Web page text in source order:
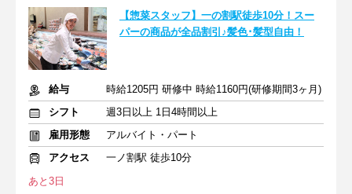
【惣菜スタッフ】一の割駅徒歩10分！スー
パーの商品が全品割引♪髪色･髪型自由！
給与
時給1205円 研修中 時給1160円(研修期間3ヶ月)
シフト
週3日以上 1日4時間以上
雇用形態
アルバイト・パート
アクセス
一ノ割駅 徒歩10分
あと3日